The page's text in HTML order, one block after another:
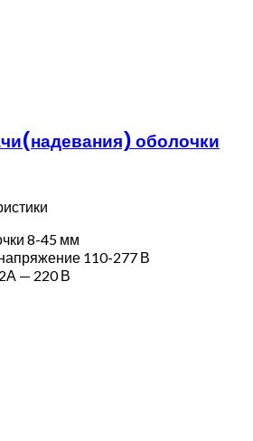
оболочки
8-45 мм
110-277 В
— 220 В